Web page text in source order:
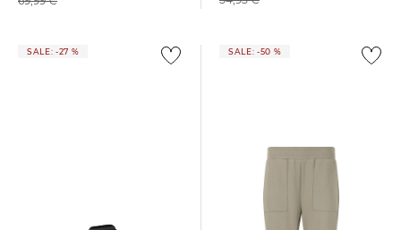
SALE: -27 % SALE: -50 %